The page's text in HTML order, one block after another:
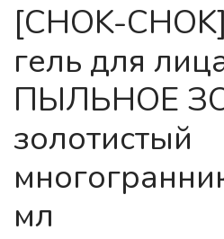
[CHOK-
гель для
ПЫЛЬНОЕ
золотистый
мл